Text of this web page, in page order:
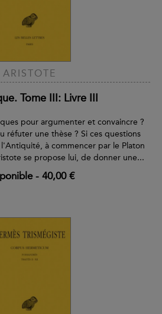
ARISTOTE
Tome III: Livre III
pour argumenter et convaincre ?
réfuter une thèse ? Si ces questions
à commencer par le Platon
se propose lui, de donner une...
- 40,00 €